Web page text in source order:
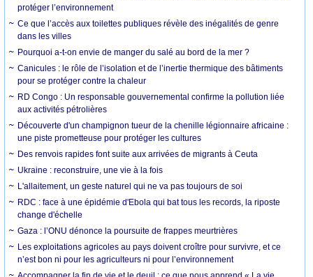
protéger l’environnement
Ce que l’accès aux toilettes publiques révèle des inégalités de genre
dans les villes
Pourquoi a-t-on envie de manger du salé au bord de la mer ?
Canicules : le rôle de l’isolation et de l’inertie thermique des bâtiments
pour se protéger contre la chaleur
RD Congo : Un responsable gouvernemental confirme la pollution liée
aux activités pétrolières
Découverte d'un champignon tueur de la chenille légionnaire africaine :
une piste prometteuse pour protéger les cultures
Des renvois rapides font suite aux arrivées de migrants à Ceuta
Ukraine : reconstruire, une vie à la fois
L'allaitement, un geste naturel qui ne va pas toujours de soi
RDC : face à une épidémie d'Ebola qui bat tous les records, la riposte
change d'échelle
Gaza : l’ONU dénonce la poursuite de frappes meurtrières
Les exploitations agricoles au pays doivent croître pour survivre, et ce
n’est bon ni pour les agriculteurs ni pour l’environnement